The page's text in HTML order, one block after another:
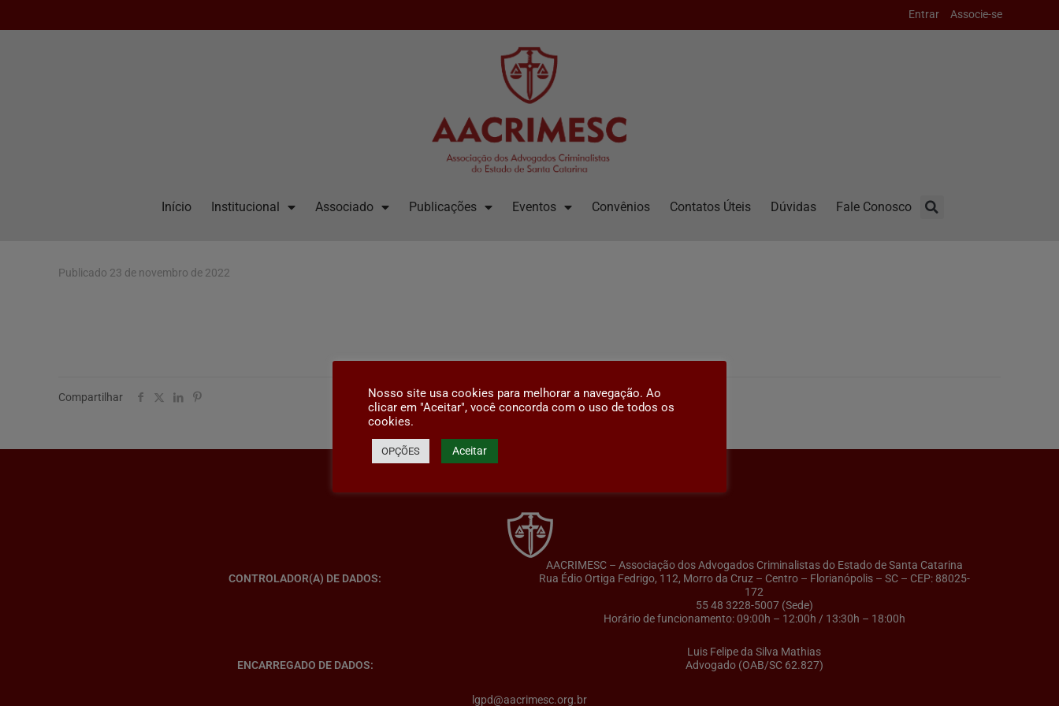
Entrar Associe-se
Início Institucional Associado Publicações Eventos Convênios Contatos Úteis Dúvidas Fale Conosco
Publicado 23 de novembro de 2022
Compartilhar
CONTROLADOR(A) DE DADOS:
AACRIMESC – Associação dos Advogados Criminalistas do Estado de Santa Catarina
Rua Édio Ortiga Fedrigo, 112, Morro da Cruz – Centro – Florianópolis – SC – CEP: 88025-
172
55 48 3228-5007 (Sede)
Horário de funcionamento: 09:00h – 12:00h / 13:30h – 18:00h
ENCARREGADO DE DADOS:
Luis Felipe da Silva Mathias
Advogado (OAB/SC 62.827)
lgpd@aacrimesc.org.br
Nosso site usa cookies para melhorar a navegação. Ao
clicar em "Aceitar", você concorda com o uso de todos os
cookies.
OPÇÕES Aceitar